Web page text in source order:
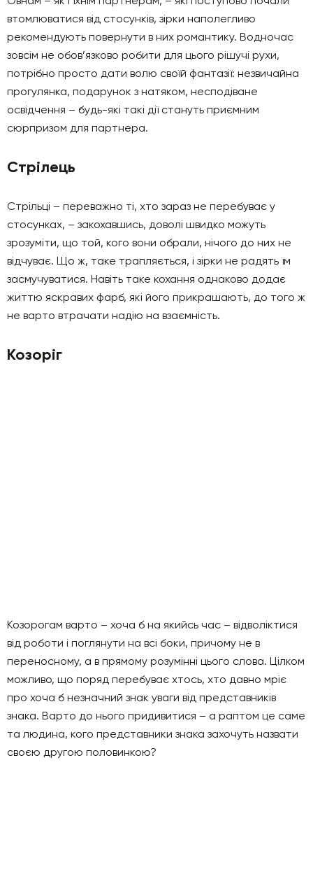
втомлюватися від стосунків, зірки наполегливо
рекомендують повернути в них романтику. Водночас
зовсім не обов’язково робити для цього рішучі рухи,
потрібно просто дати волю своїй фантазії: незвичайна
прогулянка, подарунок з натяком, несподіване
освідчення – будь-які такі дії стануть приємним
сюрпризом для партнера.
Стрілець
Стрільці – переважно ті, хто зараз не перебуває у
стосунках, – закохавшись, доволі швидко можуть
зрозуміти, що той, кого вони обрали, нічого до них не
відчуває. Що ж, таке трапляється, і зірки не радять їм
засмучуватися. Навіть таке кохання однаково додає
життю яскравих фарб, які його прикрашають, до того ж
не варто втрачати надію на взаємність.
Козоріг
Козорогам варто – хоча б на якийсь час – відволіктися
від роботи і поглянути на всі боки, причому не в
переносному, а в прямому розумінні цього слова. Цілком
можливо, що поряд перебуває хтось, хто давно мріє
про хоча б незначний знак уваги від представників
знака. Варто до нього придивитися – а раптом це саме
та людина, кого представники знака захочуть назвати
своєю другою половинкою?